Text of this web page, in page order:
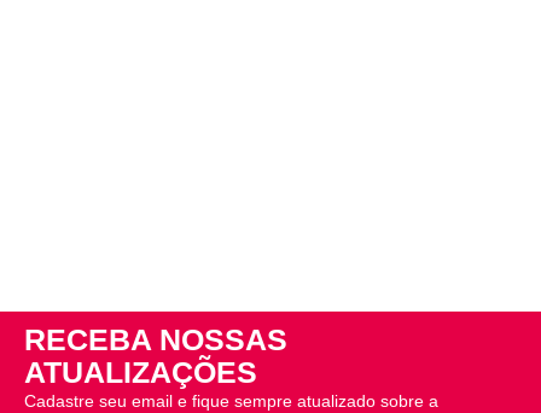
RECEBA NOSSAS
ATUALIZAÇÕES
Cadastre seu email e fique sempre atualizado sobre a